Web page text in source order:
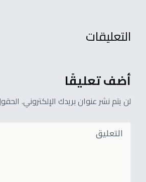
التعليقات
أضف تعليقًا
لن يتم نشر عنوان بريدك الإلكتروني.